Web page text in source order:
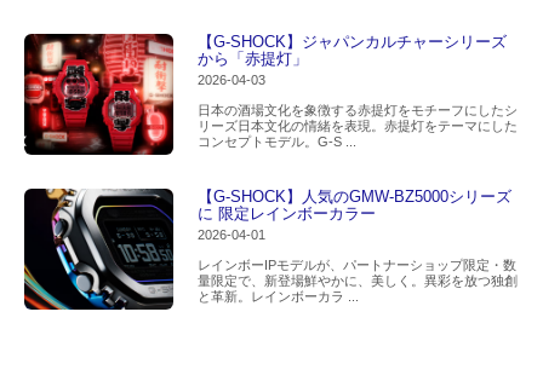
【G-SHOCK】ジャパンカルチャーシリーズ
から「赤提灯」
2026-04-03
日本の酒場文化を象徴する赤提灯をモチーフにしたシ
リーズ日本文化の情緒を表現。赤提灯をテーマにした
コンセプトモデル。G-S ...
【G-SHOCK】人気のGMW-BZ5000シリーズ
に 限定レインボーカラー
2026-04-01
レインボーIPモデルが、パートナーショップ限定・数
量限定で、新登場鮮やかに、美しく。異彩を放つ独創
と革新。レインボーカラ ...